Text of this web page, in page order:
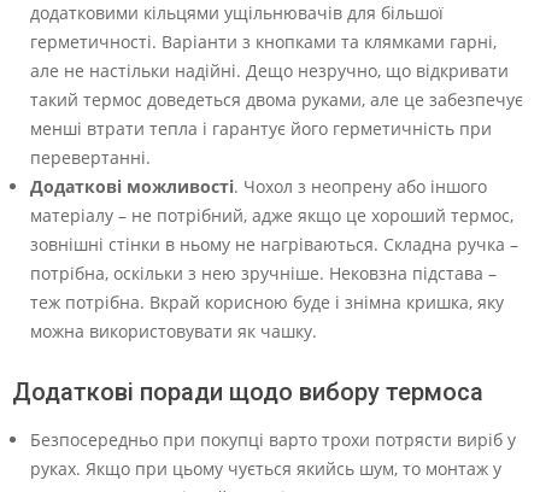
додатковими кільцями ущільнювачів для більшої
герметичності. Варіанти з кнопками та клямками гарні,
але не настільки надійні. Дещо незручно, що відкривати
такий термос доведеться двома руками, але це забезпечує
менші втрати тепла і гарантує його герметичність при
перевертанні.
Додаткові можливості. Чохол з неопрену або іншого
матеріалу – не потрібний, адже якщо це хороший термос,
зовнішні стінки в ньому не нагріваються. Складна ручка –
потрібна, оскільки з нею зручніше. Нековзна підстава –
теж потрібна. Вкрай корисною буде і знімна кришка, яку
можна використовувати як чашку.
Додаткові поради щодо вибору термоса
Безпосередньо при покупці варто трохи потрясти виріб у
руках. Якщо при цьому чується якийсь шум, то монтаж у